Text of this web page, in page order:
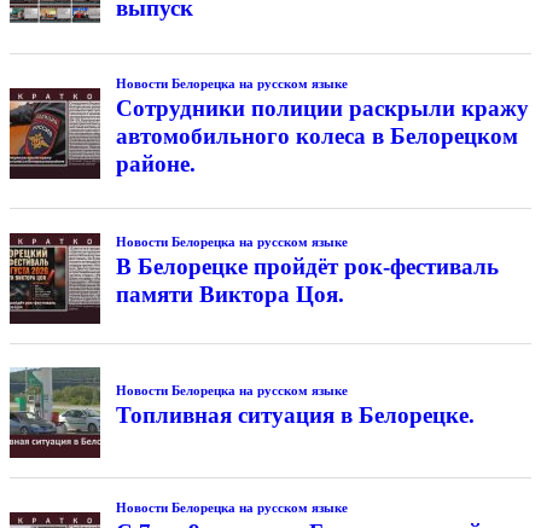
выпуск
Новости Белорецка на русском языке
Сотрудники полиции раскрыли кражу
автомобильного колеса в Белорецком
районе.
Новости Белорецка на русском языке
В Белорецке пройдёт рок-фестиваль
памяти Виктора Цоя.
Новости Белорецка на русском языке
Топливная ситуация в Белорецке.
Новости Белорецка на русском языке